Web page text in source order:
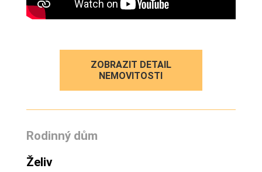
ZOBRAZIT DETAIL
NEMOVITOSTI
Rodinný dům
Želiv